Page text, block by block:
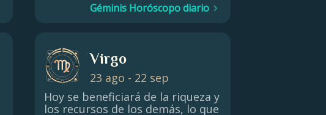
influencia del en tu expresión
estos estallidos creativos de
energía intelectual mientras
duren.
Géminis Horóscopo diario
Virgo
23 ago - 22 sep
Hoy se beneficiará de la riqueza y
los recursos de los demás, lo que